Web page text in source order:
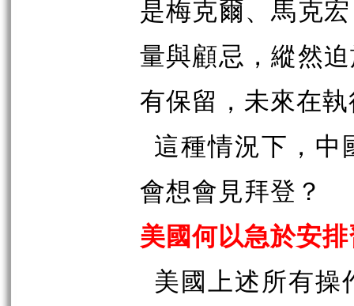
是梅克爾、馬克
量與顧忌，縱然
有保留，未來在
這種情況下，中
會想會見拜登？
美國何以急於安
美國上述所有操